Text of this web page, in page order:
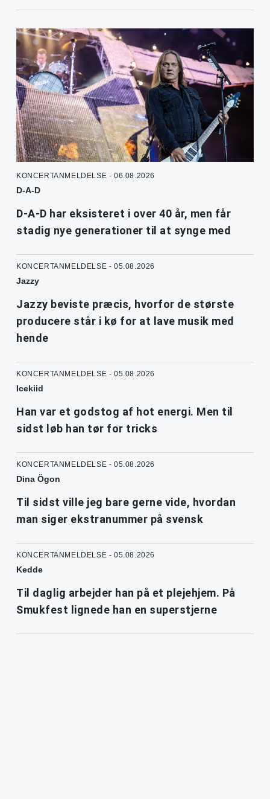
KONCERTANMELDELSE - 06.08.2026
D-A-D
D-A-D har eksisteret i over 40 år, men får
stadig nye generationer til at synge med
KONCERTANMELDELSE - 05.08.2026
Jazzy
Jazzy beviste præcis, hvorfor de største
producere står i kø for at lave musik med
hende
KONCERTANMELDELSE - 05.08.2026
Icekiid
Han var et godstog af hot energi. Men til
sidst løb han tør for tricks
KONCERTANMELDELSE - 05.08.2026
Dina Ögon
Til sidst ville jeg bare gerne vide, hvordan
man siger ekstranummer på svensk
KONCERTANMELDELSE - 05.08.2026
Kedde
Til daglig arbejder han på et plejehjem. På
Smukfest lignede han en superstjerne